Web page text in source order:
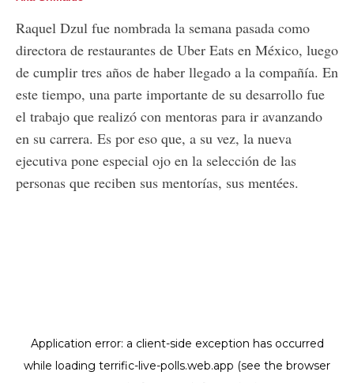
Raquel Dzul fue nombrada la semana pasada como
directora de restaurantes de Uber Eats en México, luego
de cumplir tres años de haber llegado a la compañía. En
este tiempo, una parte importante de su desarrollo fue
el trabajo que realizó con mentoras para ir avanzando
en su carrera. Es por eso que, a su vez, la nueva
ejecutiva pone especial ojo en la selección de las
personas que reciben sus mentorías, sus mentées.